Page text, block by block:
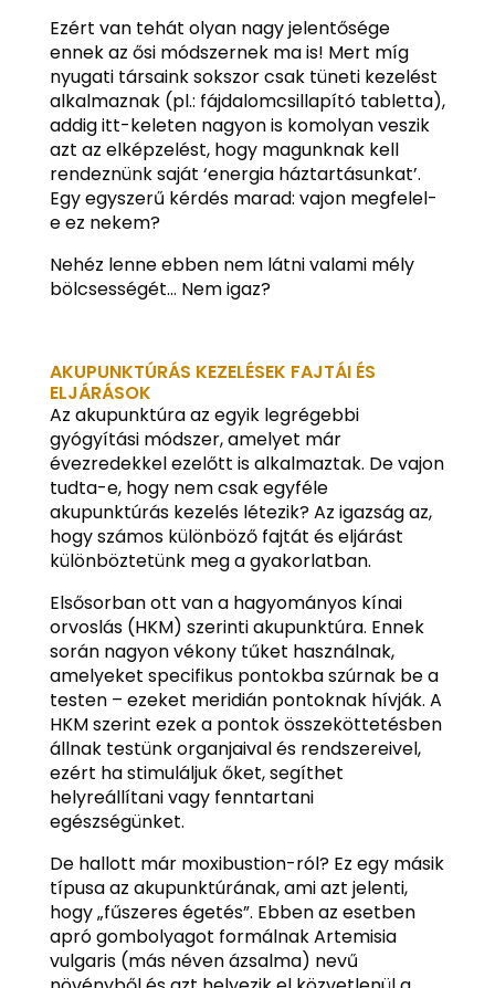
Ezért van tehát olyan nagy jelentősége
ennek az ősi módszernek ma is! Mert míg
nyugati társaink sokszor csak tüneti kezelést
alkalmaznak (pl.: fájdalomcsillapító tabletta),
addig itt-keleten nagyon is komolyan veszik
azt az elképzelést, hogy magunknak kell
rendeznünk saját ‘energia háztartásunkat’.
Egy egyszerű kérdés marad: vajon megfelel-
e ez nekem?
Nehéz lenne ebben nem látni valami mély
bölcsességét… Nem igaz?
AKUPUNKTÚRÁS KEZELÉSEK FAJTÁI ÉS
ELJÁRÁSOK
Az akupunktúra az egyik legrégebbi
gyógyítási módszer, amelyet már
évezredekkel ezelőtt is alkalmaztak. De vajon
tudta-e, hogy nem csak egyféle
akupunktúrás kezelés létezik? Az igazság az,
hogy számos különböző fajtát és eljárást
különböztetünk meg a gyakorlatban.
Elsősorban ott van a hagyományos kínai
orvoslás (HKM) szerinti akupunktúra. Ennek
során nagyon vékony tűket használnak,
amelyeket specifikus pontokba szúrnak be a
testen – ezeket meridián pontoknak hívják. A
HKM szerint ezek a pontok összeköttetésben
állnak testünk organjaival és rendszereivel,
ezért ha stimuláljuk őket, segíthet
helyreállítani vagy fenntartani
egészségünket.
De hallott már moxibustion-ról? Ez egy másik
típusa az akupunktúrának, ami azt jelenti,
hogy „fűszeres égetés”. Ebben az esetben
apró gombolyagot formálnak Artemisia
vulgaris (más néven ázsalma) nevű